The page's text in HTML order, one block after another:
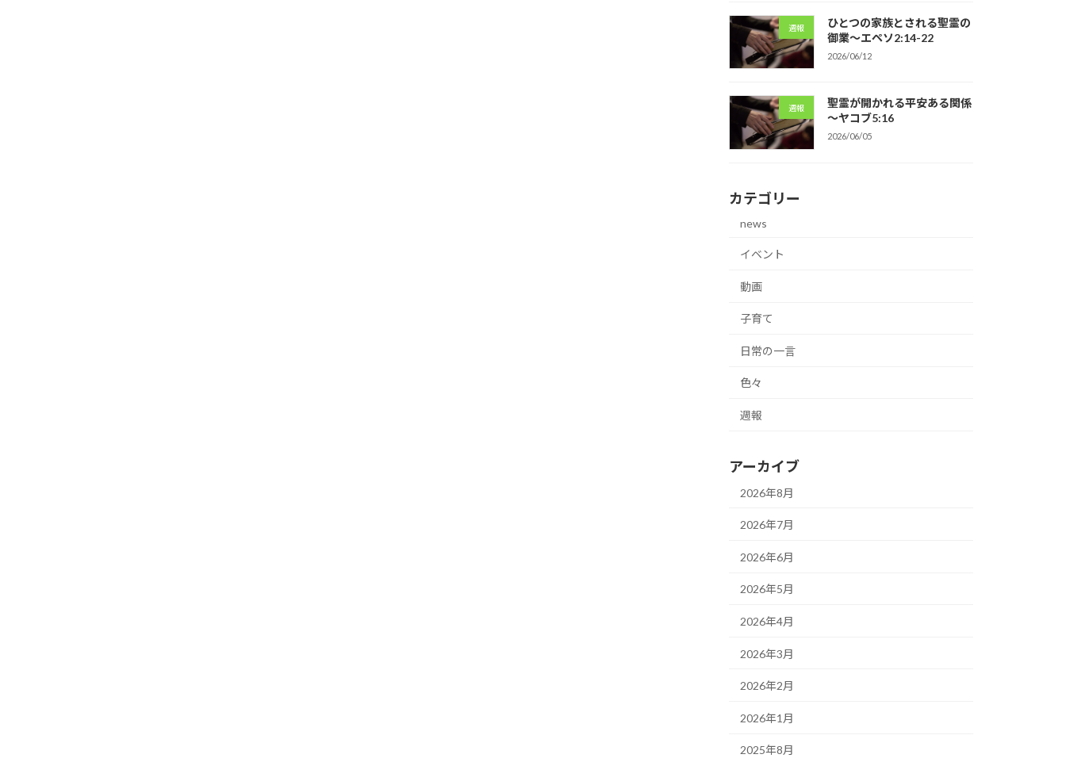
週報
ひとつの家族とされる聖霊の
御業～エペソ2:14-22
2026/06/12
週報
聖霊が開かれる平安ある関係
～ヤコブ5:16
2026/06/05
カテゴリー
news
イベント
動画
子育て
日常の一言
色々
週報
アーカイブ
2026年8月
2026年7月
2026年6月
2026年5月
2026年4月
2026年3月
2026年2月
2026年1月
2025年8月